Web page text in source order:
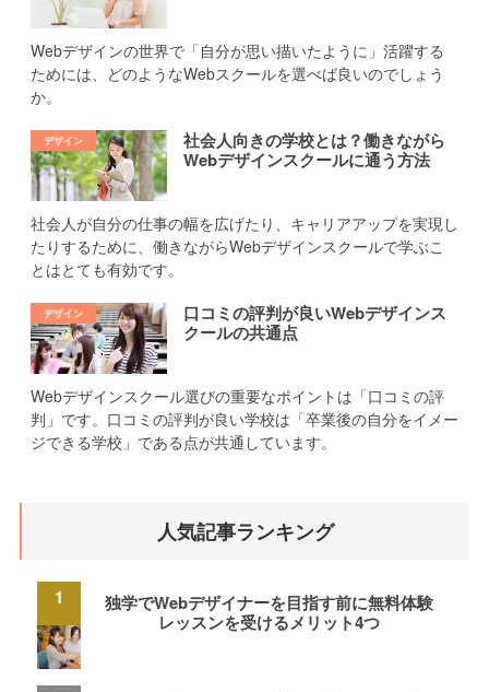
Webデザインの世界で「自分が思い描いたように」活躍する
ためには、どのようなWebスクールを選べば良いのでしょう
か。
社会人向きの学校とは？働きながら
Webデザインスクールに通う方法
社会人が自分の仕事の幅を広げたり、キャリアアップを実現し
たりするために、働きながらWebデザインスクールで学ぶこ
とはとても有効です。
口コミの評判が良いWebデザインス
クールの共通点
Webデザインスクール選びの重要なポイントは「口コミの評
判」です。口コミの評判が良い学校は「卒業後の自分をイメー
ジできる学校」である点が共通しています。
人気記事ランキング
独学でWebデザイナーを目指す前に無料体験
レッスンを受けるメリット4つ